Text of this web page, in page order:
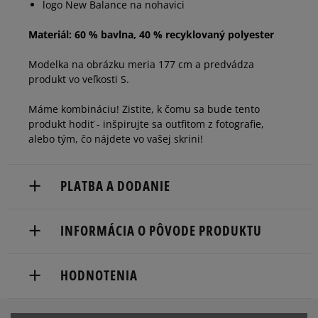
logo New Balance na nohavici
Materiál: 60 % bavlna, 40 % recyklovaný polyester
Modelka na obrázku meria 177 cm a predvádza
produkt vo veľkosti S.
Máme kombináciu! Zistite, k čomu sa bude tento
produkt hodiť - inšpirujte sa outfitom z fotografie,
alebo tým, čo nájdete vo vašej skrini!
PLATBA A DODANIE
Dostupné spôsoby doručenia:
INFORMÁCIA O PÔVODE PRODUKTU
Pilotenstraat 41a-factorij
HODNOTENIA